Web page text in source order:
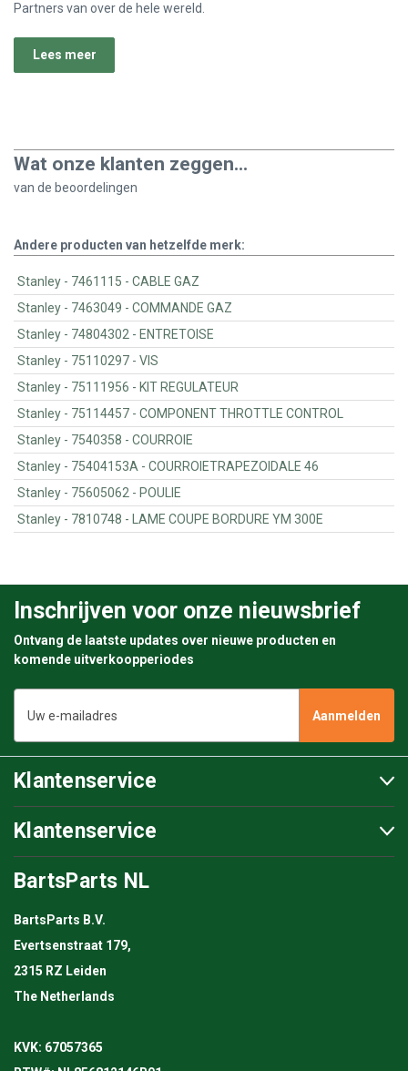
Partners van over de hele wereld.
Lees meer
Wat onze klanten zeggen...
van de beoordelingen
Andere producten van hetzelfde merk:
Stanley - 7461115 - CABLE GAZ
Stanley - 7463049 - COMMANDE GAZ
Stanley - 74804302 - ENTRETOISE
Stanley - 75110297 - VIS
Stanley - 75111956 - KIT REGULATEUR
Stanley - 75114457 - COMPONENT THROTTLE CONTROL
Stanley - 7540358 - COURROIE
Stanley - 75404153A - COURROIETRAPEZOIDALE 46
Stanley - 75605062 - POULIE
Stanley - 7810748 - LAME COUPE BORDURE YM 300E
Inschrijven voor onze nieuwsbrief
Ontvang de laatste updates over nieuwe producten en
komende uitverkoopperiodes
mailadres
Klantenservice
Klantenservice
BartsParts NL
BartsParts B.V.
Evertsenstraat 179,
2315 RZ Leiden
The Netherlands
KVK: 67057365